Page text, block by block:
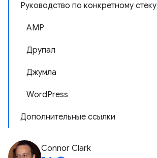
Руководство по конкретному стеку
AMP
Друпал
Джумла
WordPress
Дополнительные ссылки
Connor Clark